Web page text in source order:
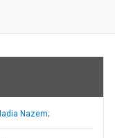
Nazem;